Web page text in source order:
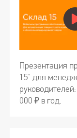
Презентация
15" для
000 ₽ в год.